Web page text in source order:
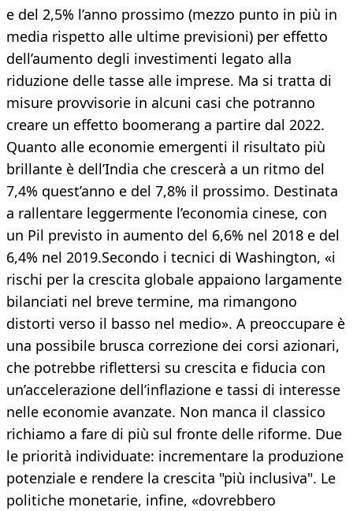
e del 2,5% l’anno prossimo (mezzo punto in più in
media rispetto alle ultime previsioni) per effetto
dell’aumento degli investimenti legato alla
riduzione delle tasse alle imprese. Ma si tratta di
misure provvisorie in alcuni casi che potranno
creare un effetto boomerang a partire dal 2022.
Quanto alle economie emergenti il risultato più
brillante è dell’India che crescerà a un ritmo del
7,4% quest’anno e del 7,8% il prossimo. Destinata
a rallentare leggermente l’economia cinese, con
un Pil previsto in aumento del 6,6% nel 2018 e del
6,4% nel 2019.Secondo i tecnici di Washington, «i
rischi per la crescita globale appaiono largamente
bilanciati nel breve termine, ma rimangono
distorti verso il basso nel medio». A preoccupare è
una possibile brusca correzione dei corsi azionari,
che potrebbe riflettersi su crescita e fiducia con
un’accelerazione dell’inflazione e tassi di interesse
nelle economie avanzate. Non manca il classico
richiamo a fare di più sul fronte delle riforme. Due
le priorità individuate: incrementare la produzione
potenziale e rendere la crescita "più inclusiva". Le
politiche monetarie, infine, «dovrebbero